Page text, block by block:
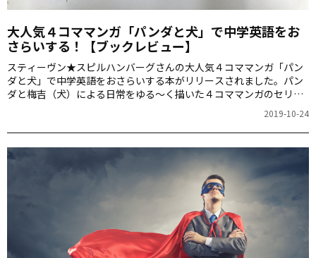
大人気４コママンガ「パンダと犬」で中学英語をお
さらいする！【ブックレビュー】
スティーヴン★スピルハンバーグさんの大人気４コママンガ「パン
ダと犬」で中学英語をおさらいする本がリリースされました。パン
ダと梅吉（犬）による日常をゆる～く描いた４コママンガのセリフ
を英語に翻訳。教科書には出てこないような英文で、中学英語がし
2019-10-24